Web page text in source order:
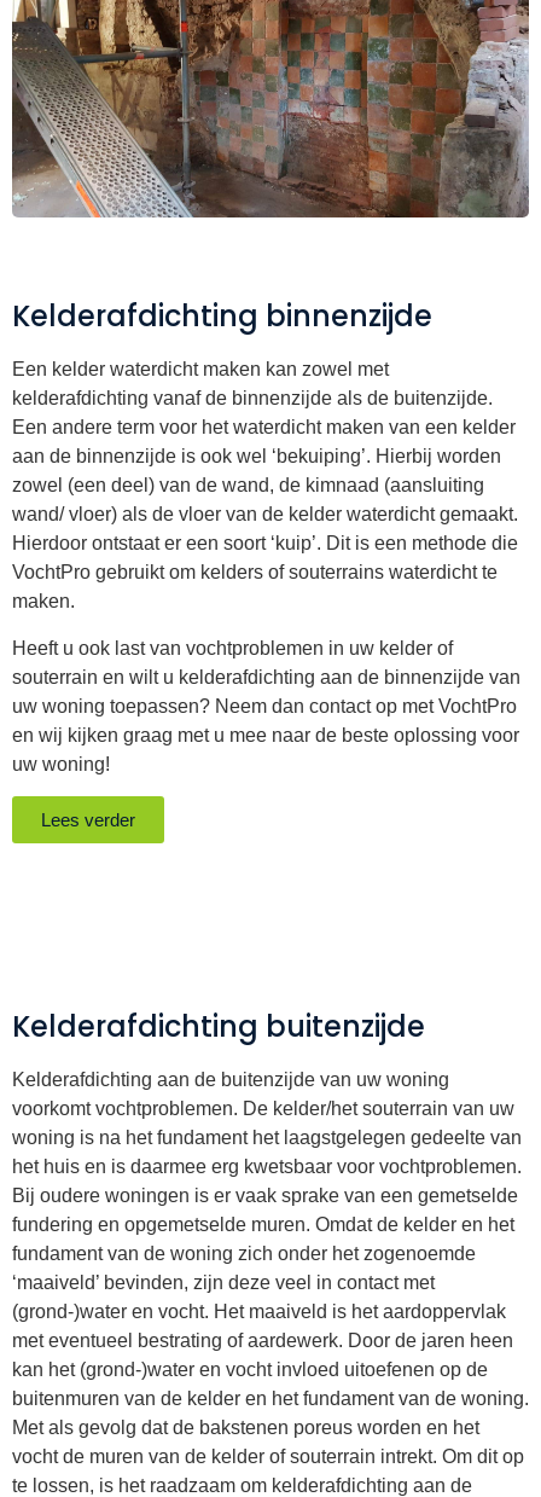
Kelderafdichting binnenzijde
Een kelder waterdicht maken kan zowel met
kelderafdichting vanaf de binnenzijde als de buitenzijde.
Een andere term voor het waterdicht maken van een kelder
aan de binnenzijde is ook wel ‘bekuiping’. Hierbij worden
zowel (een deel) van de wand, de kimnaad (aansluiting
wand/ vloer) als de vloer van de kelder waterdicht gemaakt.
Hierdoor ontstaat er een soort ‘kuip’. Dit is een methode die
VochtPro gebruikt om kelders of souterrains waterdicht te
maken.
Heeft u ook last van vochtproblemen in uw kelder of
souterrain en wilt u kelderafdichting aan de binnenzijde van
uw woning toepassen? Neem dan contact op met VochtPro
en wij kijken graag met u mee naar de beste oplossing voor
uw woning!
Lees verder
Kelderafdichting buitenzijde
Kelderafdichting aan de buitenzijde van uw woning
voorkomt vochtproblemen. De kelder/het souterrain van uw
woning is na het fundament het laagstgelegen gedeelte van
het huis en is daarmee erg kwetsbaar voor vochtproblemen.
Bij oudere woningen is er vaak sprake van een gemetselde
fundering en opgemetselde muren. Omdat de kelder en het
fundament van de woning zich onder het zogenoemde
‘maaiveld’ bevinden, zijn deze veel in contact met
(grond-)water en vocht. Het maaiveld is het aardoppervlak
met eventueel bestrating of aardewerk. Door de jaren heen
kan het (grond-)water en vocht invloed uitoefenen op de
buitenmuren van de kelder en het fundament van de woning.
Met als gevolg dat de bakstenen poreus worden en het
vocht de muren van de kelder of souterrain intrekt. Om dit op
te lossen, is het raadzaam om kelderafdichting aan de